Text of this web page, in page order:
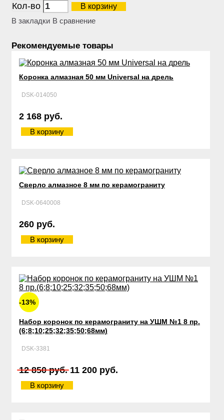
Кол-во
В корзину
В закладки В сравнение
Рекомендуемые товары
Коронка алмазная 50 мм Universal на дрель
DSK-014050
2 168 руб.
В корзину
Сверло алмазное 8 мм по керамограниту
DSK-0640008
260 руб.
В корзину
-13%
Набор коронок по керамограниту на УШМ №1 8 пр.
(6;8;10;25;32;35;50;68мм)
DSK-3381
12 850 руб. 11 200 руб.
В корзину